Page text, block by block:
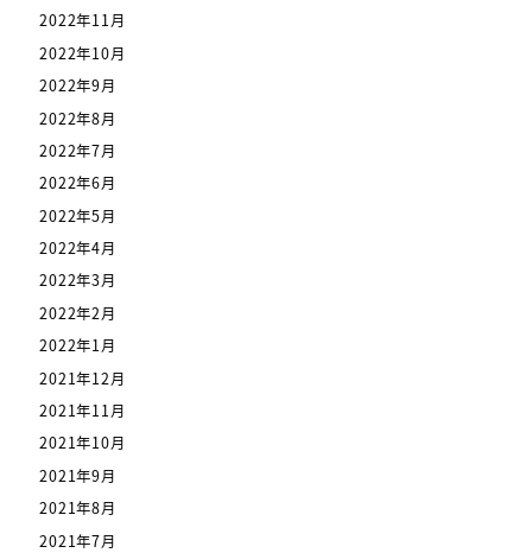
2022年11月
2022年10月
2022年9月
2022年8月
2022年7月
2022年6月
2022年5月
2022年4月
2022年3月
2022年2月
2022年1月
2021年12月
2021年11月
2021年10月
2021年9月
2021年8月
2021年7月